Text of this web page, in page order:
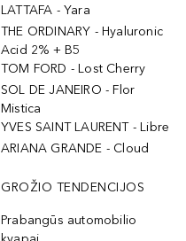
LATTAFA - Yara
THE ORDINARY - Hyaluronic
Acid 2% + B5
TOM FORD - Lost Cherry
SOL DE JANEIRO - Flor
Mistica
YVES SAINT LAURENT - Libre
ARIANA GRANDE - Cloud
GROŽIO TENDENCIJOS
Prabangūs automobilio